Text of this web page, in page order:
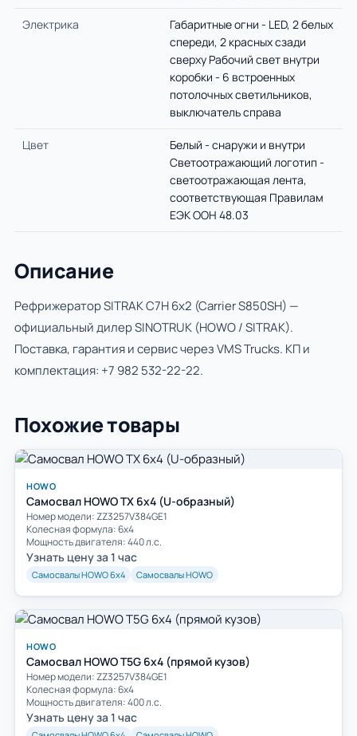
Электрика
Габаритные огни - LED, 2 белых
спереди, 2 красных сзади
сверху Рабочий свет внутри
коробки - 6 встроенных
потолочных светильников,
выключатель справа
Цвет
Белый - снаружи и внутри
Светоотражающий логотип -
светоотражающая лента,
соответствующая Правилам
ЕЭК ООН 48.03
Описание
Рефрижератор SITRAK С7H 6x2 (Carrier S850SH) —
официальный дилер SINOTRUK (HOWO / SITRAK).
Поставка, гарантия и сервис через VMS Trucks. КП и
комплектация: +7 982 532-22-22.
Похожие товары
HOWO
Самосвал HOWO TX 6x4 (U-образный)
Номер модели: ZZ3257V384GE1
Колесная формула: 6х4
Мощность двигателя: 440 л.с.
Узнать цену за 1 час
Самосвалы HOWO 6х4 Самосвалы HOWO
HOWO
Самосвал HOWO T5G 6x4 (прямой кузов)
Номер модели: ZZ3257V384GE1
Колесная формула: 6х4
Мощность двигателя: 400 л.с.
Узнать цену за 1 час